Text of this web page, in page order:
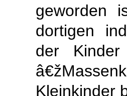
geworden
dortigen
der
Kleinkinder